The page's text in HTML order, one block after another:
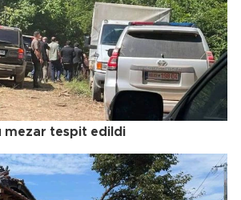
mezar tespit edildi